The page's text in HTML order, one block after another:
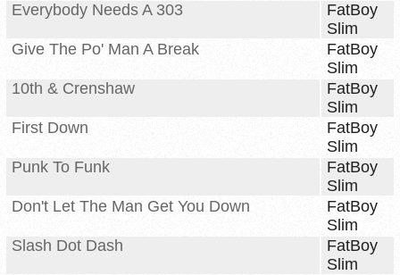
Everybody Needs A 303
FatBoy
Slim
Give The Po' Man A Break
FatBoy
Slim
10th & Crenshaw
FatBoy
Slim
First Down
FatBoy
Slim
Punk To Funk
FatBoy
Slim
Don't Let The Man Get You Down
FatBoy
Slim
Slash Dot Dash
FatBoy
Slim